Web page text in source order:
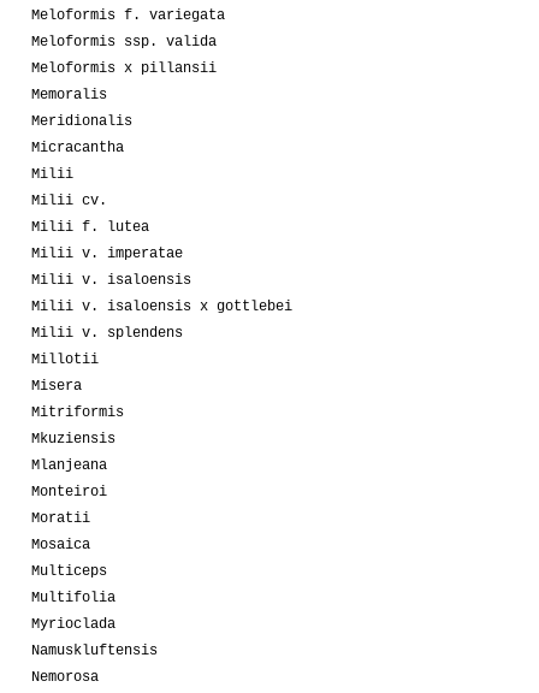
Meloformis f. variegata
Meloformis ssp. valida
Meloformis x pillansii
Memoralis
Meridionalis
Micracantha
Milii
Milii cv.
Milii f. lutea
Milii v. imperatae
Milii v. isaloensis
Milii v. isaloensis x gottlebei
Milii v. splendens
Millotii
Misera
Mitriformis
Mkuziensis
Mlanjeana
Monteiroi
Moratii
Mosaica
Multiceps
Multifolia
Myrioclada
Namuskluftensis
Nemorosa